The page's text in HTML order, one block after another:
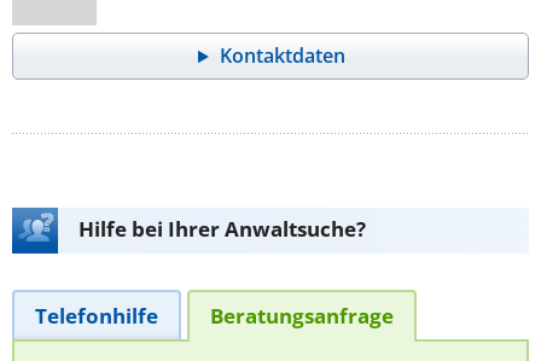
Kontaktdaten
Hilfe bei Ihrer Anwaltsuche?
Telefonhilfe Beratungsanfrage